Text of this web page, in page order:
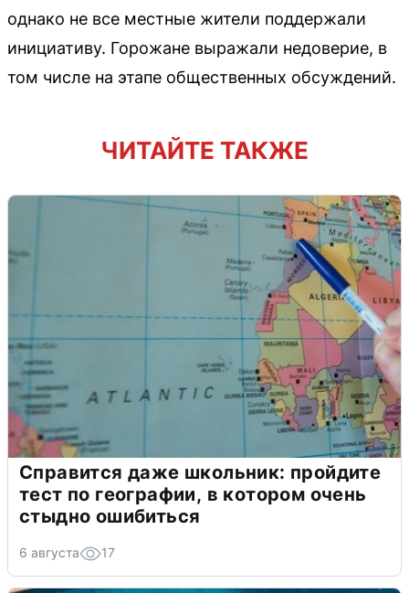
однако не все местные жители поддержали
инициативу. Горожане выражали недоверие, в
том числе на этапе общественных обсуждений.
ЧИТАЙТЕ ТАКЖЕ
Справится даже школьник: пройдите
тест по географии, в котором очень
стыдно ошибиться
6 августа 17